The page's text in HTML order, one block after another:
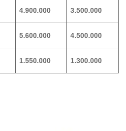
4.900.000 3.500.000
5.600.000 4.500.000
1.550.000 1.300.000